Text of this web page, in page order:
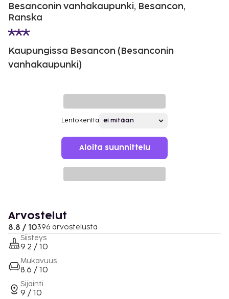
Besanconin vanhakaupunki, Besancon,
Ranska
Kaupungissa Besancon (Besanconin
vanhakaupunki)
Lentokenttä
Aloita suunnittelu
Arvostelut
8.8 / 10396 arvostelusta
Siisteys
9.2 / 10
Mukavuus
8.6 / 10
Sijainti
9 / 10